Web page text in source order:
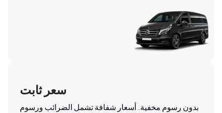
سعر ثابت
بدون رسوم مخفية. أسعار شفافة تشمل الضرائب ورسوم